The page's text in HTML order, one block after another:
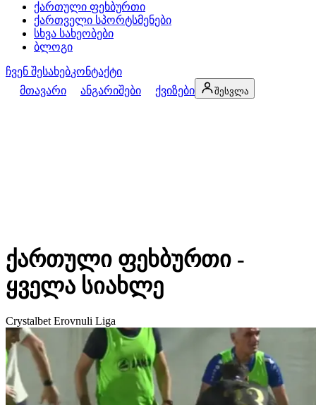
ქართული ფეხბურთი
ქართველი სპორტსმენები
სხვა სახეობები
ბლოგი
ჩვენ შესახებკონტაქტი
მთავარი
ანგარიშები ქვიზები შესვლა
ქართული ფეხბურთი -
ყველა სიახლე
Crystalbet Erovnuli Liga